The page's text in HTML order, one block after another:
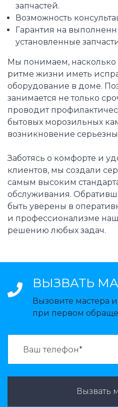
запчастей.
Возможность
Гарантия на
установленные
Мы понимаем,
ритме жизни иметь
оборудование в доме.
занимается не только
проводит
бытовых морозильных
возникновение
Заботясь о комфорте и
клиентов, мы создали
самым высоким
обслуживания.
быть уверены в
и профессионализме
решению любых задач.
ВЫЗВАТЬ
Вызовите мастера
при первом
Вызвать